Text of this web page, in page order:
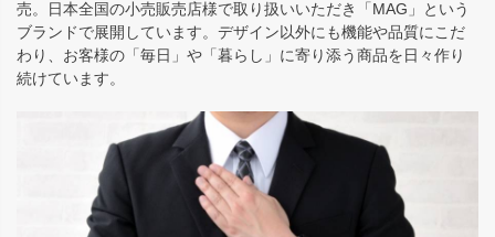
売。日本全国の小売販売店様で取り扱いいただき「MAG」という
ブランドで展開しています。デザイン以外にも機能や品質にこだ
わり、お客様の「毎日」や「暮らし」に寄り添う商品を日々作り
続けています。